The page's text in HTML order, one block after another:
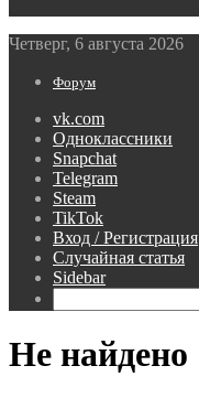
Четверг, 6 августа 2026
Форум
vk.com
Одноклассники
Snapchat
Telegram
Steam
TikTok
Вход / Регистрация
Случайная статья
Sidebar
Не найдено